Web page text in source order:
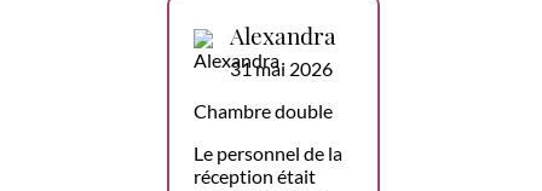
Alexandra
31 mai 2026
Chambre double
Le personnel de la
réception était